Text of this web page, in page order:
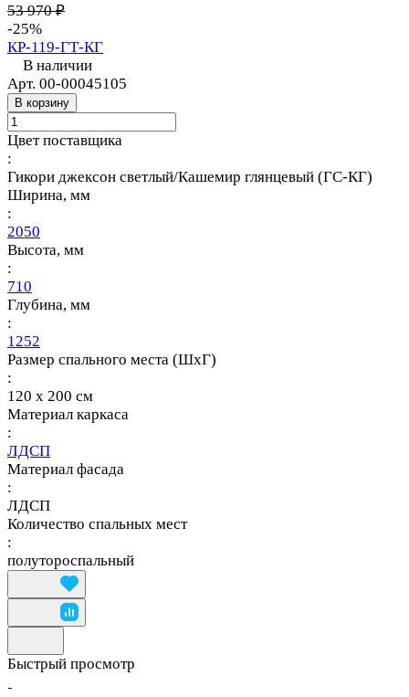
53 970 ₽
-25%
КР-119-ГТ-КГ
В наличии
Арт. 00-00045105
В корзину
Цвет поставщика
:
Гикори джексон светлый/Кашемир глянцевый (ГС-КГ)
Ширина, мм
:
2050
Высота, мм
:
710
Глубина, мм
:
1252
Размер спального места (ШхГ)
:
120 х 200 см
Материал каркаса
:
ЛДСП
Материал фасада
:
ЛДСП
Количество спальных мест
:
полутороспальный
Быстрый просмотр